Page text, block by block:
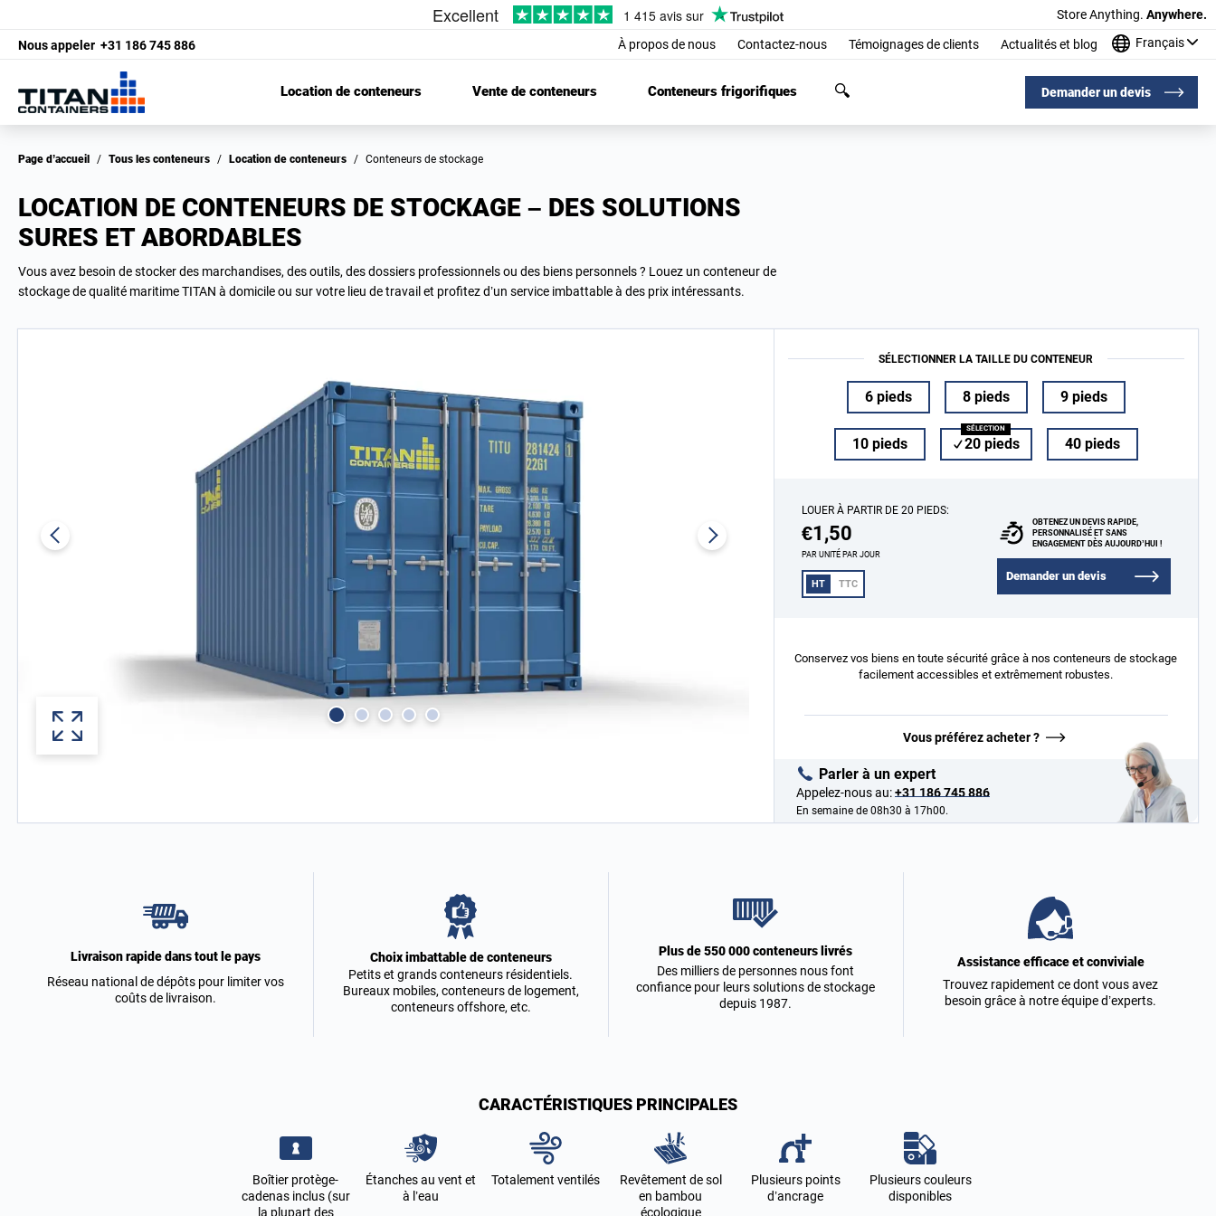
Store Anything. Anywhere.
Nous appeler +31 186 745 886 À propos de nous Contactez-nous Témoignages de clients Actualités et blog Français
Location de conteneurs Vente de conteneurs Conteneurs frigorifiques Demander un devis
Page d’accueil / Tous les conteneurs / Location de conteneurs / Conteneurs de stockage
LOCATION DE CONTENEURS DE STOCKAGE – DES SOLUTIONS
SURES ET ABORDABLES
Vous avez besoin de stocker des marchandises, des outils, des dossiers professionnels ou des biens personnels ? Louez un conteneur de
stockage de qualité maritime TITAN à domicile ou sur votre lieu de travail et profitez d’un service imbattable à des prix intéressants.
SÉLECTIONNER LA TAILLE DU CONTENEUR
6 pieds 8 pieds 9 pieds
10 pieds 20 pieds 40 pieds
LOUER À PARTIR DE 20 PIEDS:
€1,50
PAR UNITÉ PAR JOUR
HT TTC
Demander un devis
OBTENEZ UN DEVIS RAPIDE,
PERSONNALISÉ ET SANS
ENGAGEMENT DÈS AUJOURD’HUI !
Conservez vos biens en toute sécurité grâce à nos conteneurs de stockage
facilement accessibles et extrêmement robustes.
Vous préférez acheter ?
Parler à un expert
Appelez-nous au:+31 186 745 886
En semaine de 08h30 à 17h00.
Livraison rapide dans tout le pays
Réseau national de dépôts pour limiter vos
coûts de livraison.
Choix imbattable de conteneurs
Petits et grands conteneurs résidentiels.
Bureaux mobiles, conteneurs de logement,
conteneurs offshore, etc.
Plus de 550 000 conteneurs livrés
Des milliers de personnes nous font
confiance pour leurs solutions de stockage
depuis 1987.
Assistance efficace et conviviale
Trouvez rapidement ce dont vous avez
besoin grâce à notre équipe d’experts.
CARACTÉRISTIQUES PRINCIPALES
Boîtier protège-
cadenas inclus (sur
la plupart des
Étanches au vent et
à l’eau
Totalement ventilés
Revêtement de sol
en bambou
écologique
Plusieurs points
d’ancrage
Plusieurs couleurs
disponibles